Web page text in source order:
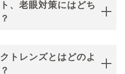
、老眼対策にはどち
トレンズとはどのよ